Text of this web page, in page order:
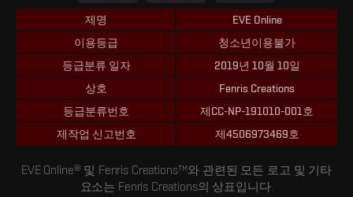
제명
EVE Online
이용등급
청소년이용불가
등급분류 일자
2019년 10월 10일
상호
Fenris Creations
등급분류번호
제CC-NP-191010-001호
제작업 신고번호
제4506973469호
EVE Online® 및 Fenris Creations™와 관련된 모든 로고 및 기타
요소는 Fenris Creations의 상표입니다.